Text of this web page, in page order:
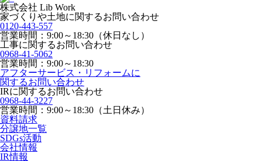
株式会社 Lib Work
家づくりや土地に関するお問い合わせ
0120-443-557
営業時間：9:00～18:30（休日なし）
工事に関するお問い合わせ
0968-41-5062
営業時間：9:00～18:30
アフターサービス・リフォームに
関するお問い合わせ
IRに関するお問い合わせ
0968-44-3227
営業時間：9:00～18:30（土日休み）
資料請求
分譲地一覧
SDGs活動
会社情報
IR情報